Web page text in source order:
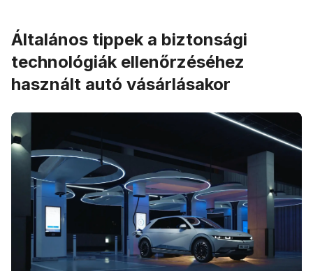
Általános tippek a biztonsági
technológiák ellenőrzéséhez
használt autó vásárlásakor